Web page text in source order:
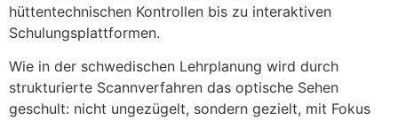
hüttentechnischen Kontrollen bis zu interaktiven
Schulungsplattformen.
Wie in der schwedischen Lehrplanung wird durch
strukturierte Scannverfahren das optische Sehen
geschult: nicht ungezügelt, sondern gezielt, mit Fokus